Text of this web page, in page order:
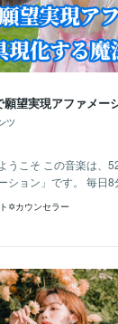
願望実現アファメ
ツ
うこそ この音楽は、
ション」です。 毎日8
✡カウンセラー